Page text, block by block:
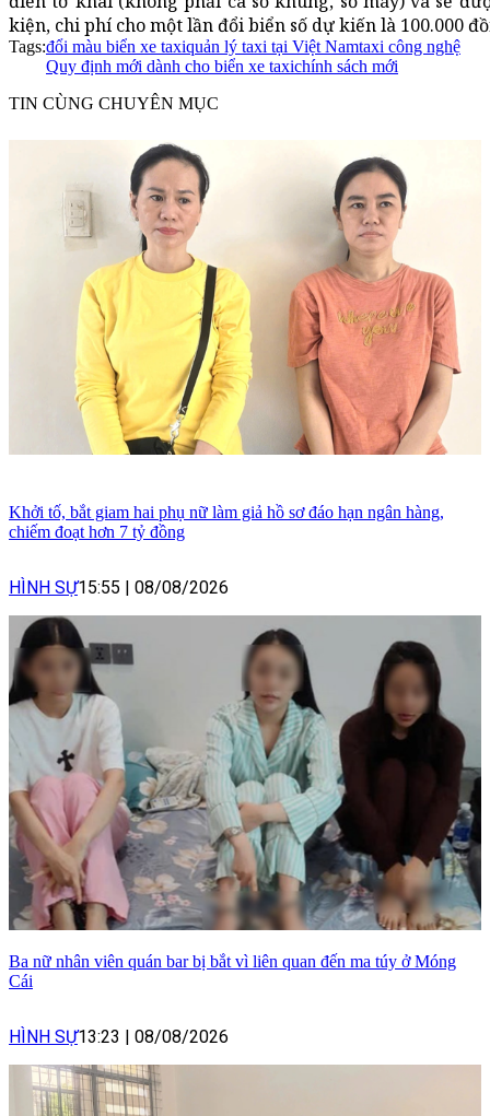
kiện, chi phí cho một lần đổi biển số dự kiến là 100.000
Tags:đổi màu biển xe taxiquản lý taxi tại Việt Namtaxi công nghệ
Quy định mới dành cho biển xe taxichính sách mới
TIN CÙNG CHUYÊN MỤC
Khởi tố, bắt giam hai phụ nữ làm giả hồ sơ đáo hạn ngân hàng,
chiếm đoạt hơn 7 tỷ đồng
HÌNH SỰ15:55 | 08/08/2026
Ba nữ nhân viên quán bar bị bắt vì liên quan đến ma túy ở Móng
Cái
HÌNH SỰ13:23 | 08/08/2026